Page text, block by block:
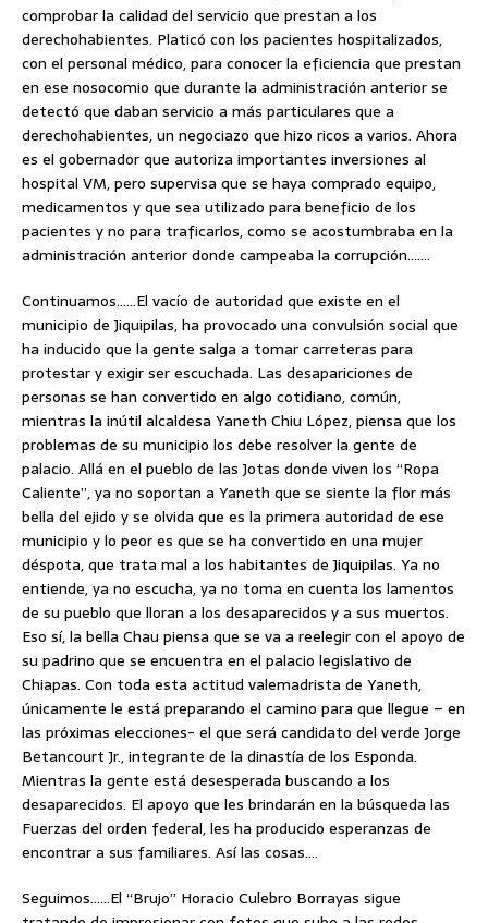
comprobar la calidad del servicio que prestan a los
derechohabientes. Platicó con los pacientes hospitalizados,
con el personal médico, para conocer la eficiencia que prestan
en ese nosocomio que durante la administración anterior se
detectó que daban servicio a más particulares que a
derechohabientes, un negociazo que hizo ricos a varios. Ahora
es el gobernador que autoriza importantes inversiones al
hospital VM, pero supervisa que se haya comprado equipo,
medicamentos y que sea utilizado para beneficio de los
pacientes y no para traficarlos, como se acostumbraba en la
administración anterior donde campeaba la corrupción…….
Continuamos……El vacío de autoridad que existe en el
municipio de Jiquipilas, ha provocado una convulsión social que
ha inducido que la gente salga a tomar carreteras para
protestar y exigir ser escuchada. Las desapariciones de
personas se han convertido en algo cotidiano, común,
mientras la inútil alcaldesa Yaneth Chiu López, piensa que los
problemas de su municipio los debe resolver la gente de
palacio. Allá en el pueblo de las Jotas donde viven los “Ropa
Caliente”, ya no soportan a Yaneth que se siente la flor más
bella del ejido y se olvida que es la primera autoridad de ese
municipio y lo peor es que se ha convertido en una mujer
déspota, que trata mal a los habitantes de Jiquipilas. Ya no
entiende, ya no escucha, ya no toma en cuenta los lamentos
de su pueblo que lloran a los desaparecidos y a sus muertos.
Eso sí, la bella Chau piensa que se va a reelegir con el apoyo de
su padrino que se encuentra en el palacio legislativo de
Chiapas. Con toda esta actitud valemadrista de Yaneth,
únicamente le está preparando el camino para que llegue – en
las próximas elecciones- el que será candidato del verde Jorge
Betancourt Jr., integrante de la dinastía de los Esponda.
Mientras la gente está desesperada buscando a los
desaparecidos. El apoyo que les brindarán en la búsqueda las
Fuerzas del orden federal, les ha producido esperanzas de
encontrar a sus familiares. Así las cosas….
Seguimos……El “Brujo” Horacio Culebro Borrayas sigue